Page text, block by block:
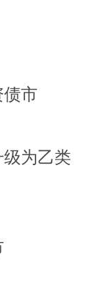
市
为乙类